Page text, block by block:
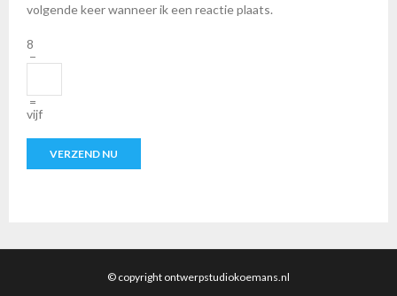
volgende keer wanneer ik een reactie plaats.
8
−
=
vijf
© copyright ontwerpstudiokoemans.nl